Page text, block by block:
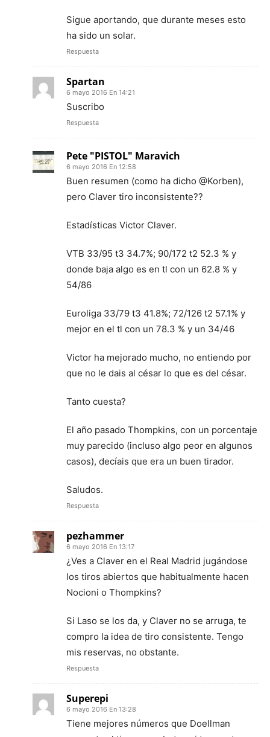
Sigue aportando, que durante meses esto
ha sido un solar.
Respuesta
Spartan
6 mayo 2016 En 14:21
Suscribo
Respuesta
Pete "PISTOL" Maravich
6 mayo 2016 En 12:58
Buen resumen (como ha dicho @Korben),
pero Claver tiro inconsistente??
Estadísticas Victor Claver.
VTB 33/95 t3 34.7%; 90/172 t2 52.3 % y
donde baja algo es en tl con un 62.8 % y
54/86
Euroliga 33/79 t3 41.8%; 72/126 t2 57.1% y
mejor en el tl con un 78.3 % y un 34/46
Victor ha mejorado mucho, no entiendo por
que no le dais al césar lo que es del césar.
Tanto cuesta?
El año pasado Thompkins, con un porcentaje
muy parecido (incluso algo peor en algunos
casos), decíais que era un buen tirador.
Saludos.
Respuesta
pezhammer
6 mayo 2016 En 13:17
¿Ves a Claver en el Real Madrid jugándose
los tiros abiertos que habitualmente hacen
Nocioni o Thompkins?
Si Laso se los da, y Claver no se arruga, te
compro la idea de tiro consistente. Tengo
mis reservas, no obstante.
Respuesta
Superepi
6 mayo 2016 En 13:28
Tiene mejores números que Doellman